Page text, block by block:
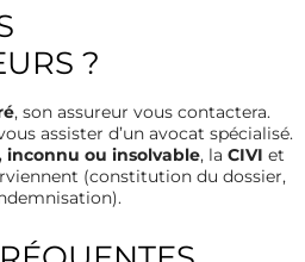
?
, son assureur vous contactera.
assister d’un avocat spécialisé.
inconnu ou insolvable, la CIVI et
(constitution du dossier,